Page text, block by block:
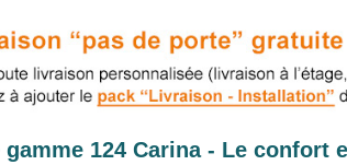
124 Carina - Le confort